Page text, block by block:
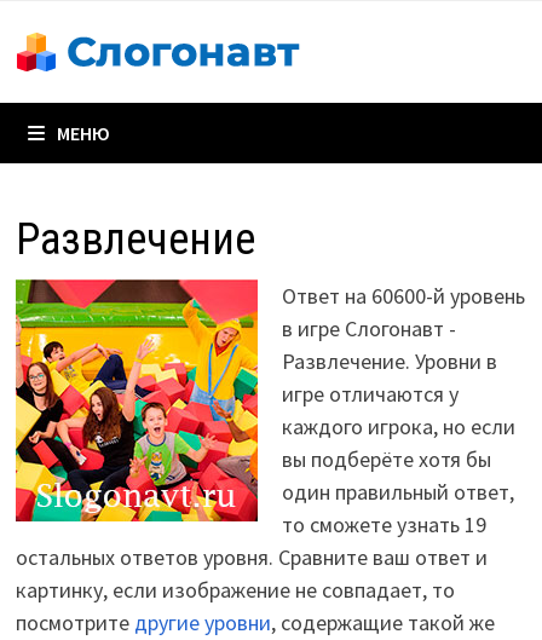
содержимому
МЕНЮ
Развлечение
Ответ на 60600-й уровень
в игре Слогонавт -
Развлечение. Уровни в
игре отличаются у
каждого игрока, но если
вы подберёте хотя бы
один правильный ответ,
то сможете узнать 19
остальных ответов уровня. Сравните ваш ответ и
картинку, если изображение не совпадает, то
посмотрите другие уровни, содержащие такой же